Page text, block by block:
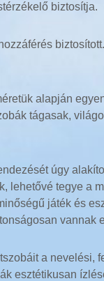
biztosítja.
alapján
tágasak,
úgy
lehetővé tegye a
játék és
vannak
a nevelési,
esztétikusan